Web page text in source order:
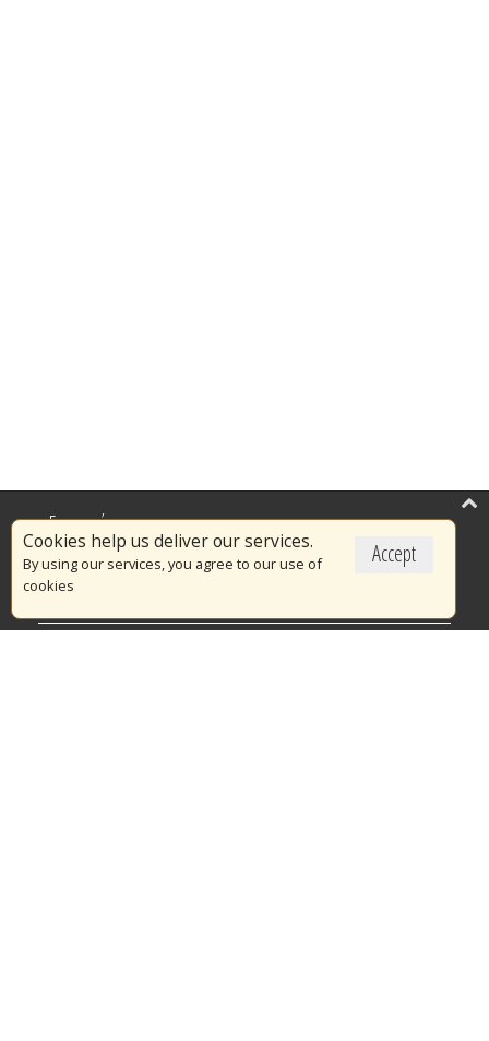
Accept
Cookies help us deliver our services.
By using our services, you agree to our use of
cookies
Επικαιρότητα
Το Πυροσβεστικό Σώμα